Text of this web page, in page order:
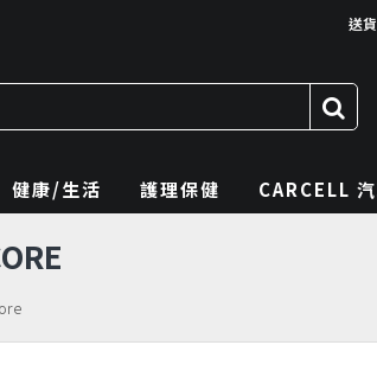
送
健康/生活 護理保健 CARCELL